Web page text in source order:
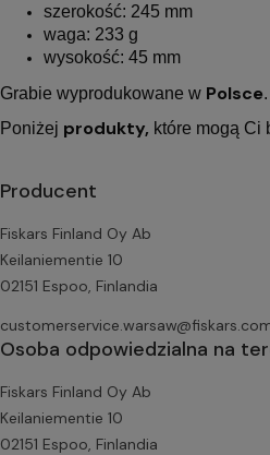
szerokość: 245 mm
waga: 233 g
wysokość: 45 mm
Grabie wyprodukowane w Polsce.
Poniżej produkty, które mogą Ci
Producent
Fiskars Finland Oy Ab
Keilaniementie 10
02151 Espoo, Finlandia
Osoba odpowiedzialna na
Fiskars Finland Oy Ab
Keilaniementie 10
02151 Espoo, Finlandia